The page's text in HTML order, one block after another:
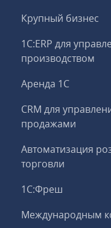
Крупный бизнес
1С:ERP для
производством
Аренда 1С
CRM для
продажами
Автоматизация
торговли
1С:Фреш
Международным